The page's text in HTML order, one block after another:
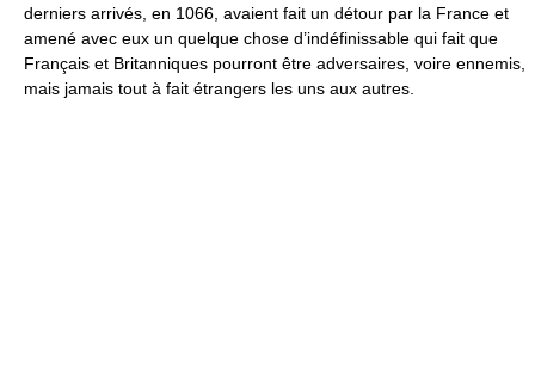
derniers arrivés, en 1066, avaient fait un détour par la France et
amené avec eux un quelque chose d’indéfinissable qui fait que
Français et Britanniques pourront être adversaires, voire ennemis,
mais jamais tout à fait étrangers les uns aux autres.